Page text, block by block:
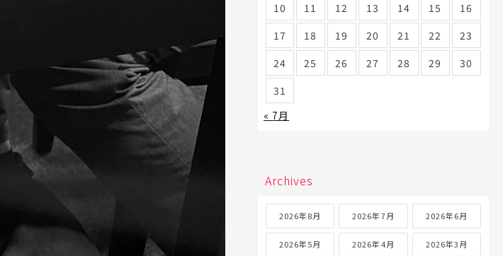
10
11 12 13 14 15
16
17
18 19 20 21 22
23
24
25 26 27 28 29
30
31
« 7月
Archives
2026年8月 2026年7月 2026年6月
2026年5月 2026年4月 2026年3月